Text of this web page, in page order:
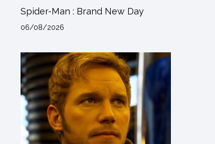
Spider-Man : Brand New Day
06/08/2026